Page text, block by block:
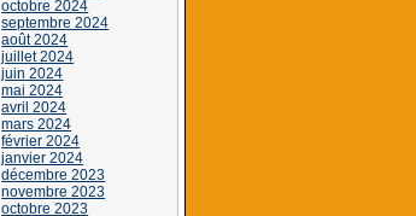
octobre 2024
septembre 2024
août 2024
juillet 2024
juin 2024
mai 2024
avril 2024
mars 2024
février 2024
janvier 2024
décembre 2023
novembre 2023
octobre 2023